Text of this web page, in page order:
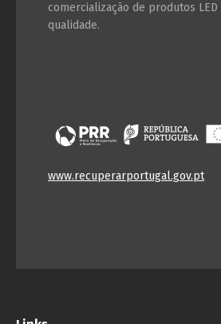
comercialização de produtos
qualidade.
www.recuperarportugal.gov.pt